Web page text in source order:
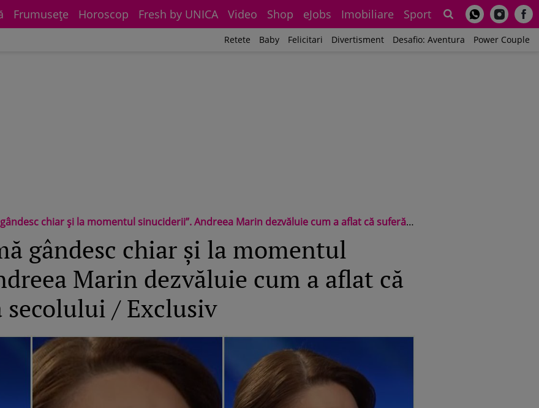
Frumuseţe Horoscop Fresh by UNICA Video Shop eJobs Imobiliare Sport
Retete Baby Felicitari Divertisment Desafio: Aventura Power Couple
chiar și la momentul sinuciderii”. Andreea Marin dezvăluie cum a aflat că suferă de boala secolului / Exclusiv
gândesc chiar și la momentul
Marin dezvăluie cum a aflat că
secolului / Exclusiv